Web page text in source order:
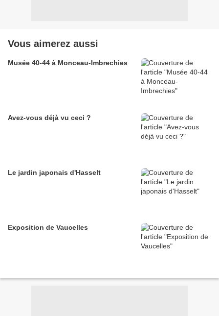
Vous aimerez aussi
Musée 40-44 à Monceau-Imbrechies
Avez-vous déjà vu ceci ?
Le jardin japonais d'Hasselt
Exposition de Vaucelles